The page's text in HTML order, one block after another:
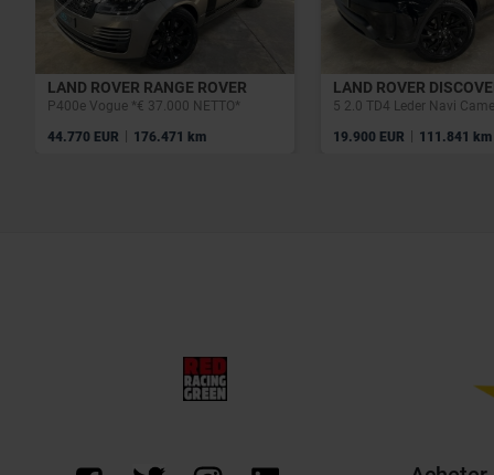
LAND ROVER RANGE ROVER
P400e Vogue *€ 37.000 NETTO*
44.770 EUR | 176.471 km
LAND ROVER
19.900 EUR | 111.841 km